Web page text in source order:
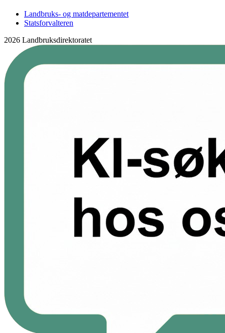
Landbruks- og matdepartementet
Statsforvalteren
2026 Landbruksdirektoratet